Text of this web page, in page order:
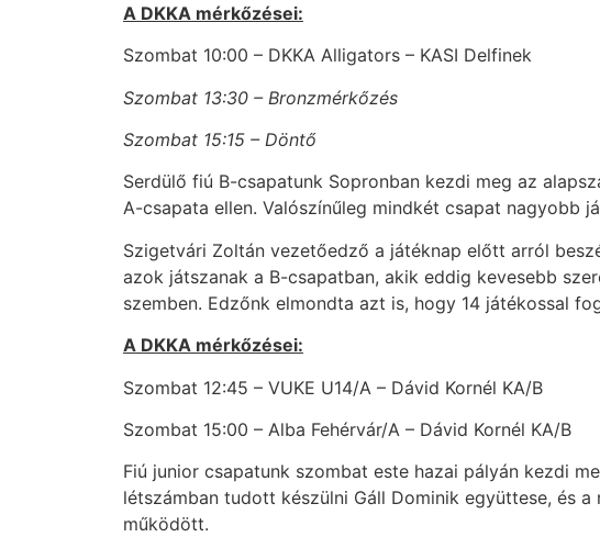
A DKKA mérkőzései:
Szombat 10:00 – DKKA Alligators – KASI Delfinek
Szombat 13:30 – Bronzmérkőzés
Szombat 15:15 – Döntő
Serdülő fiú B-csapatunk Sopronban kezdi meg az
A-csapata ellen. Valószínűleg mindkét csapat nagyobb
Szigetvári Zoltán vezetőedző a játéknap előtt arról
azok játszanak a B-csapatban, akik eddig kevesebb
szemben. Edzőnk elmondta azt is, hogy 14 játékossal
A DKKA mérkőzései:
Szombat 12:45 – VUKE U14/A – Dávid Kornél KA/B
Szombat 15:00 – Alba Fehérvár/A – Dávid Kornél KA/B
Fiú junior csapatunk szombat este hazai pályán kezdi
létszámban tudott készülni Gáll Dominik együttese, és
működött.